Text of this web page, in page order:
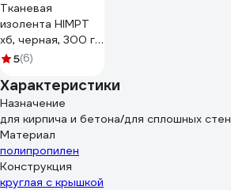
Тканевая
изолента HIMPT
хб, черная, 300 г,
двухсторонняя,
00008227
5(6)
Характеристики
Назначение
для кирпича и бетона/для сплошных стен
Материал
полипропилен
Конструкция
круглая с крышкой